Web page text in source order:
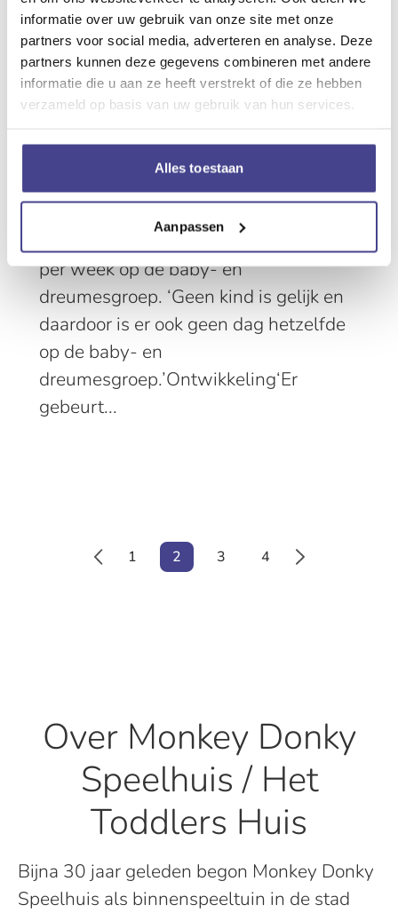
informatie over uw gebruik van onze site met onze
partners voor social media, adverteren en analyse. Deze
partners kunnen deze gegevens combineren met andere
informatie die u aan ze heeft verstrekt of die ze hebben
verzameld op basis van uw gebruik van hun services.
Alles toestaan
Aanpassen
25 feb · 2021
'Geen dag hetzelfde’
Anneke Moedt, pedagogisch
Anneke Moedt staat twee vaste dagen
per week op de baby- en
dreumesgroep. ‘Geen kind is gelijk en
daardoor is er ook geen dag hetzelfde
op de baby- en
dreumesgroep.’Ontwikkeling‘Er
gebeurt...
1 2 3 4
Over Monkey Donky
Speelhuis / Het
Toddlers Huis
Bijna 30 jaar geleden begon Monkey Donky
Speelhuis als binnenspeeltuin in de stad